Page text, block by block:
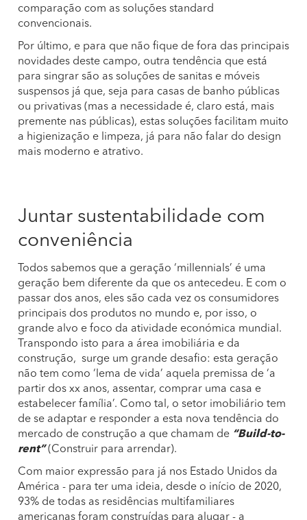
comparação com as soluções standard
convencionais.
Por último, e para que não fique de fora das principais
novidades deste campo, outra tendência que está
para singrar são as soluções de sanitas e móveis
suspensos já que, seja para casas de banho públicas
ou privativas (mas a necessidade é, claro está, mais
premente nas públicas), estas soluções facilitam muito
a higienização e limpeza, já para não falar do design
mais moderno e atrativo.
Juntar sustentabilidade com
conveniência
Todos sabemos que a geração ‘millennials’ é uma
geração bem diferente da que os antecedeu. E com o
passar dos anos, eles são cada vez os consumidores
principais dos produtos no mundo e, por isso, o
grande alvo e foco da atividade económica mundial.
Transpondo isto para a área imobiliária e da
construção, surge um grande desafio: esta geração
não tem como ‘lema de vida’ aquela premissa de ‘a
partir dos xx anos, assentar, comprar uma casa e
estabelecer família’. Como tal, o setor imobiliário tem
de se adaptar e responder a esta nova tendência do
mercado de construção a que chamam de “Build-to-
rent”(Construir para arrendar).
Com maior expressão para já nos Estado Unidos da
América - para ter uma ideia, desde o início de 2020,
93% de todas as residências multifamiliares
americanas foram construídas para alugar - a